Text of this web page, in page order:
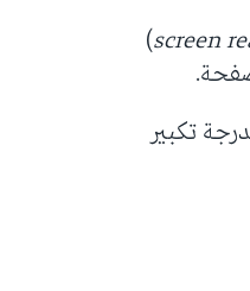
screen
)
تكبير